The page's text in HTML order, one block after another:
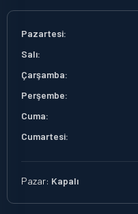
Pazartesi:
Salı:
Çarşamba:
Perşembe:
Cuma:
Cumartesi:
Pazar: Kapalı